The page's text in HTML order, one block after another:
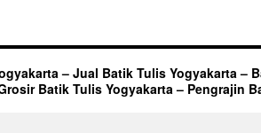
– Jual Batik Tulis Yogyakarta –
Batik Tulis Yogyakarta – Pengrajin